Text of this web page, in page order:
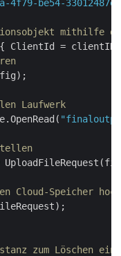
4f79-be54-
mithilfe
Laufwerk
Speicher hoch
zum Löschen eines